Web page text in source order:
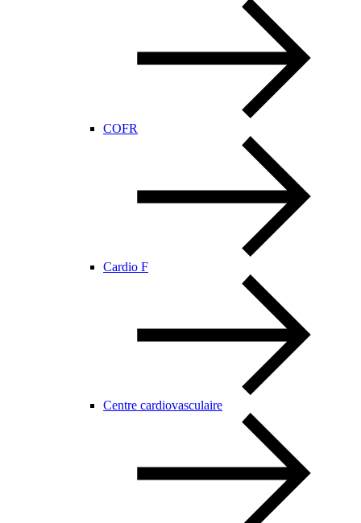
COFR
Cardio F
Centre cardiovasculaire